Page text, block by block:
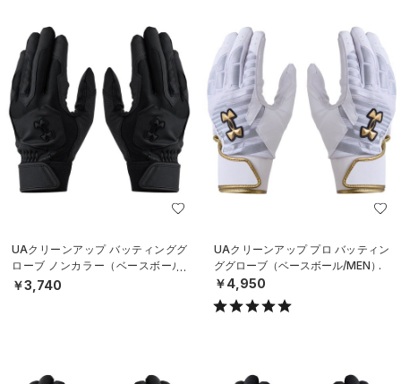
UAクリーンアップ バッティンググ
ローブ ノンカラー（ベースボール/
MEN）
￥3,740
UAクリーンアップ プロ バッティン
ググローブ（ベースボール/MEN）
￥4,950